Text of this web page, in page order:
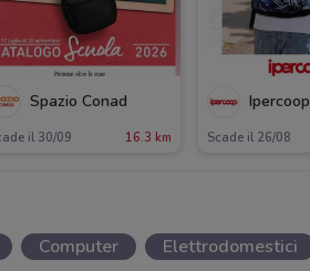
Spazio Conad
il 30/09 16.3 km
Ipercoop
Scade il 26/08
Computer Elettrodomestici